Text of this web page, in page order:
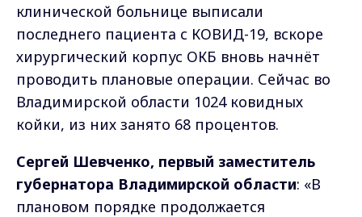
клинической больнице выписали
последнего пациента с КОВИД-19, вскоре
хирургический корпус ОКБ вновь начнёт
проводить плановые операции. Сейчас во
Владимирской области 1024 ковидных
койки, из них занято 68 процентов.
Сергей Шевченко, первый заместитель
губернатора Владимирской области: «В
плановом порядке продолжается